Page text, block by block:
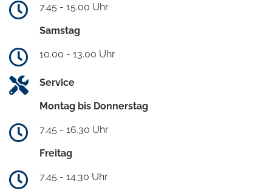
7.45 - 15.00 Uhr
Samstag
10.00 - 13.00 Uhr
Service
Montag bis Donnerstag
7.45 - 16.30 Uhr
Freitag
7.45 - 14.30 Uhr